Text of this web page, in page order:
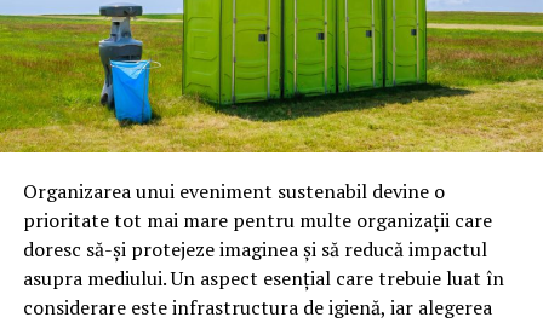
antigel;
lubrifianți industriali;
produse speciale pentru competiții.
Astăzi, brandul este apreciat în special pentru
tehnologiile proprii și pentru numărul mare de aprobări
OEM.
Ce înseamnă Ravenol VMP?
DenumireaVMPidentifică o gamă de uleiuri dezvoltate
Organizarea unui eveniment sustenabil devine o
prioritate tot mai mare pentru multe organizații care
doresc să-și protejeze imaginea și să reducă impactul
asupra mediului. Un aspect esențial care trebuie luat în
considerare este infrastructura de igienă, iar alegerea